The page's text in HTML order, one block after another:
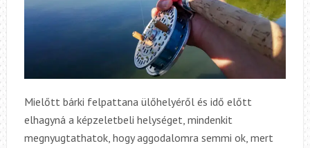
Mielőtt bárki felpattana ülőhelyéről és idő előtt
elhagyná a képzeletbeli helységet, mindenkit
megnyugtathatok, hogy aggodalomra semmi ok, mert